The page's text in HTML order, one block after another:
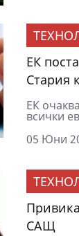
ЕК
Стария
ЕК
всички
05 Юни
САЩ